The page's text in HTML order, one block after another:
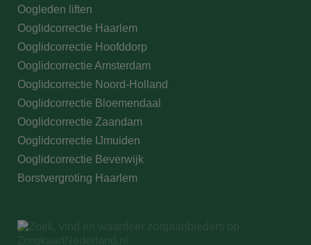
Oogleden liften
Ooglidcorrectie Haarlem
Ooglidcorrectie Hoofddorp
Ooglidcorrectie Amsterdam
Ooglidcorrectie Noord-Holland
Ooglidcorrectie Bloemendaal
Ooglidcorrectie Zaandam
Ooglidcorrectie IJmuiden
Ooglidcorrectie Beverwijk
Borstvergroting Haarlem